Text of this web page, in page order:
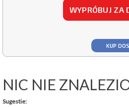
WYPRÓBUJ ZA
KUP
NIC NIE
Sugestie: